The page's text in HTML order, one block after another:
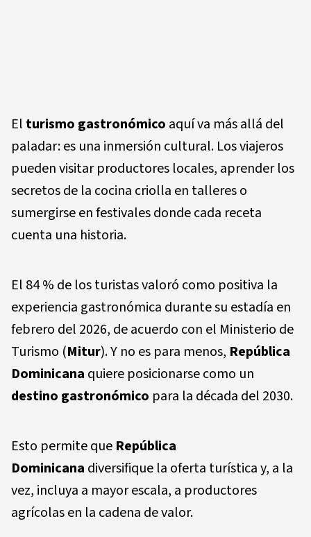
El turismo gastronómico aquí va más allá del
paladar: es una inmersión cultural. Los viajeros
pueden visitar productores locales, aprender los
secretos de la cocina criolla en talleres o
sumergirse en festivales donde cada receta
cuenta una historia.
El 84 % de los turistas valoró como positiva la
experiencia gastronómica durante su estadía en
febrero del 2026, de acuerdo con el Ministerio de
Turismo (Mitur). Y no es para menos, República
Dominicana quiere posicionarse como un
destino gastronómico para la década del 2030.
Esto permite que República
Dominicana diversifique la oferta turística y, a la
vez, incluya a mayor escala, a productores
agrícolas en la cadena de valor.